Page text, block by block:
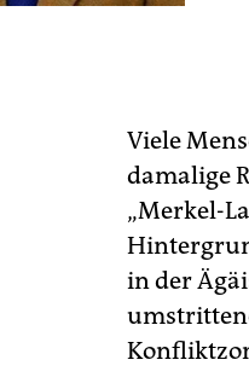
Viele
damalige
„Merkel-
in der